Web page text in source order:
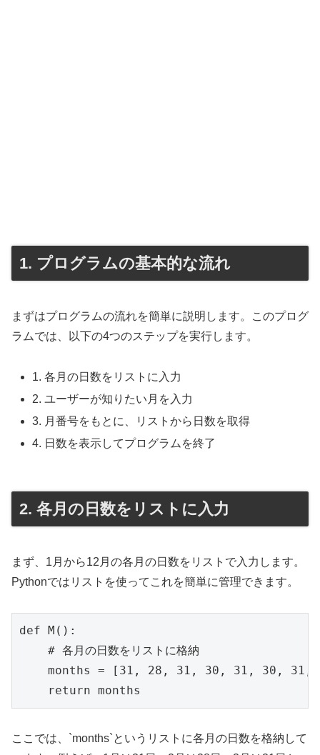
1. プログラムの基本的な流れ
まずはプログラムの流れを簡単に説明します。このプログ
ラムでは、以下の4つのステップを実行します。
1. 各月の日数をリストに入力
2. ユーザーが知りたい月を入力
3. 月番号をもとに、リストから日数を取得
4. 日数を表示してプログラムを終了
2. 各月の日数をリストに入力
まず、1月から12月の各月の日数をリストで入力します。
Pythonではリストを使ってこれを簡単に管理できます。
def M():
    # 各月の日数をリストに格納
months = [31, 28, 31, 30, 31, 30, 31,
    return months
ここでは、`months`というリストに各月の日数を格納して